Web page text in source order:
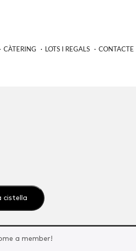
CÀTERING LOTS I REGALS CONTACTE
cistella
a member!